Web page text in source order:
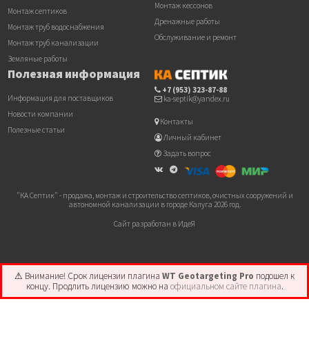
Монтаж септиков
Монтаж труб водоснабжения
Монтаж труб канализации
Земляные работы
Монтаж кессонов
Дренажные работы
Обслуживание и ремонт
Полезная информация
Информация для поставщиков
Новости компании
Полезные статьи
+7 (953) 323-87-88
ka-septik@yandex.ru
Контакты
Личный кабинет
Задать вопрос
"КА Септик" - продажа, монтаж и строительство септиков, очистных сооружений и
автономной канализации в городе Калуга 2026 год.
Сайт разработан в ИдеЯ
⚠ Внимание! ️Срок лицензии плагина WT Geotargeting Pro подошел к
концу. Продлить лицензию можно на официальном сайте плагина.